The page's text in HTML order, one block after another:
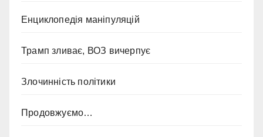
Енциклопедія маніпуляцій
Трамп зливає, ВОЗ вичерпує
Злочинність політики
Продовжуємо…